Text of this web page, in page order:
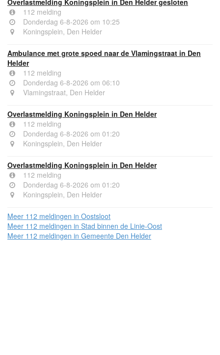
112 melding
Donderdag 6-8-2026 om 10:25
Koningsplein, Den Helder
Ambulance met grote spoed naar de Vlamingstraat in Den
Helder
112 melding
Donderdag 6-8-2026 om 06:10
Vlamingstraat, Den Helder
Overlastmelding Koningsplein in Den Helder
112 melding
Donderdag 6-8-2026 om 01:20
Koningsplein, Den Helder
Overlastmelding Koningsplein in Den Helder
112 melding
Donderdag 6-8-2026 om 01:20
Koningsplein, Den Helder
Meer 112 meldingen in Oostsloot
Meer 112 meldingen in Stad binnen de Linie-Oost
Meer 112 meldingen in Gemeente Den Helder